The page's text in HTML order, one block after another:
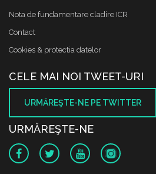
Nota de fundamentare cladire ICR
Contact
Cookies & protectia datelor
CELE MAI NOI TWEET-URI
URMĂREŞTE-NE PE TWITTER
URMĂREŞTE-NE